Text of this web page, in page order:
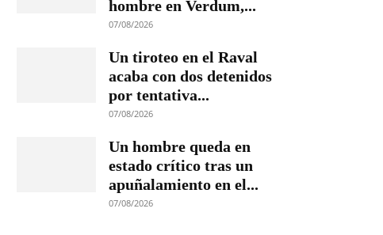
hombre en Verdum,...
07/08/2026
Un tiroteo en el Raval
acaba con dos detenidos
por tentativa...
07/08/2026
Un hombre queda en
estado crítico tras un
apuñalamiento en el...
07/08/2026